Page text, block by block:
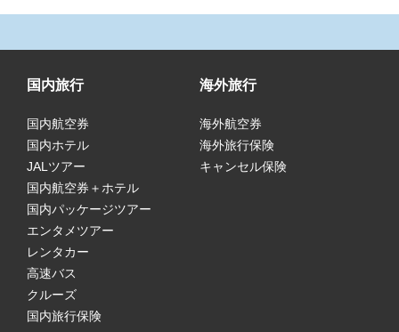
国内旅行
国内航空券
国内ホテル
JALツアー
国内航空券＋ホテル
国内パッケージツアー
エンタメツアー
レンタカー
高速バス
クルーズ
国内旅行保険
海外旅行
海外航空券
海外旅行保険
キャンセル保険